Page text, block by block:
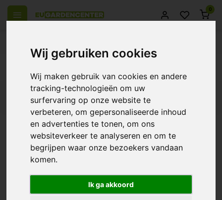
Wij gebruiken cookies
Wij maken gebruik van cookies en andere
tracking-technologieën om uw
surfervaring op onze website te
verbeteren, om gepersonaliseerde inhoud
en advertenties te tonen, om ons
websiteverkeer te analyseren en om te
begrijpen waar onze bezoekers vandaan
komen.
Ik ga akkoord
0
Glass Leafs - Asbak